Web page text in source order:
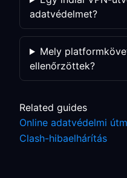
adatvédelmet?
Mely
ellenőrzöttek?
Related guides
Online adatvédelmi
Clash-hibaelhárítás